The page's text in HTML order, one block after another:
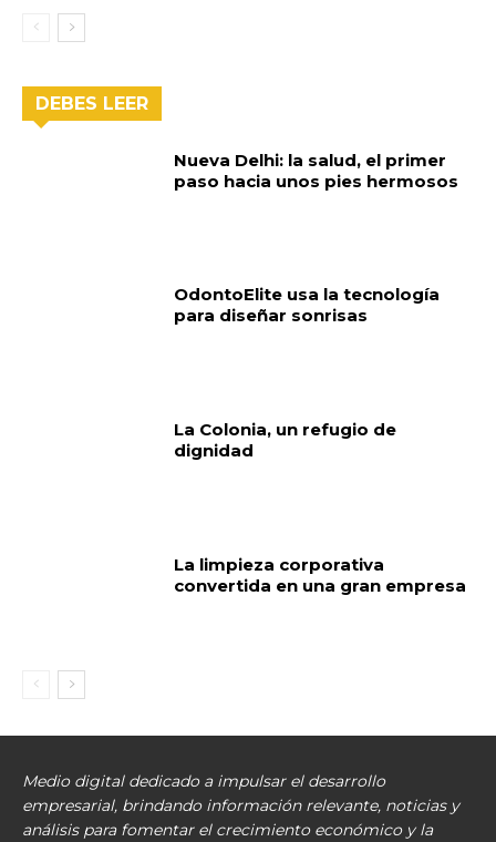
DEBES LEER
Nueva Delhi: la salud, el primer
paso hacia unos pies hermosos
OdontoElite usa la tecnología
para diseñar sonrisas
La Colonia, un refugio de
dignidad
La limpieza corporativa
convertida en una gran empresa
Medio digital dedicado a impulsar el desarrollo
empresarial, brindando información relevante, noticias y
análisis para fomentar el crecimiento económico y la